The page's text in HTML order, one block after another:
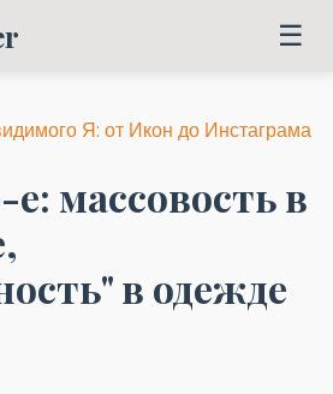
☰
Я: от Икон до Инстаграма
е: массовость в
в одежде